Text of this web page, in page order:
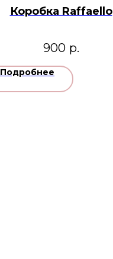
Коробка Raffaello
900 р.
Подробнее